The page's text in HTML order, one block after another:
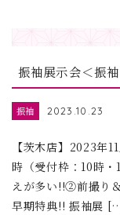
振袖展示会＜振
振袖 2023.10.23
【茨木店】2023年
時（受付枠：10時
えが多い!!②前撮り
早期特典!! 振袖展